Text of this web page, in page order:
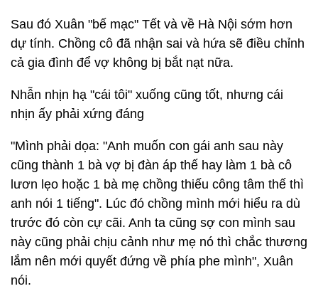
Sau đó Xuân "bế mạc" Tết và về Hà Nội sớm hơn
dự tính. Chồng cô đã nhận sai và hứa sẽ điều chỉnh
cả gia đình để vợ không bị bắt nạt nữa.
Nhẫn nhịn hạ "cái tôi" xuống cũng tốt, nhưng cái
nhịn ấy phải xứng đáng
"Mình phải dọa: "Anh muốn con gái anh sau này
cũng thành 1 bà vợ bị đàn áp thế hay làm 1 bà cô
lươn lẹo hoặc 1 bà mẹ chồng thiếu công tâm thế thì
anh nói 1 tiếng". Lúc đó chồng mình mới hiểu ra dù
trước đó còn cự cãi. Anh ta cũng sợ con mình sau
này cũng phải chịu cảnh như mẹ nó thì chắc thương
lắm nên mới quyết đứng về phía phe mình", Xuân
nói.